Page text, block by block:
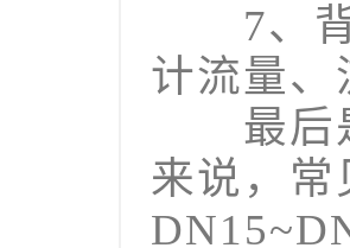
7、背
计流量、
最后是
来说，